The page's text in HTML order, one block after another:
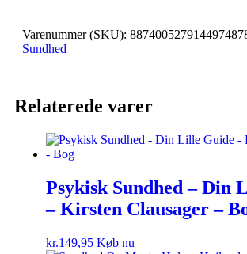
Varenummer (SKU):
Sundhed
Relaterede varer
Psykisk Sundhed – Din
– Kirsten Clausager –
kr.149,95 Køb nu